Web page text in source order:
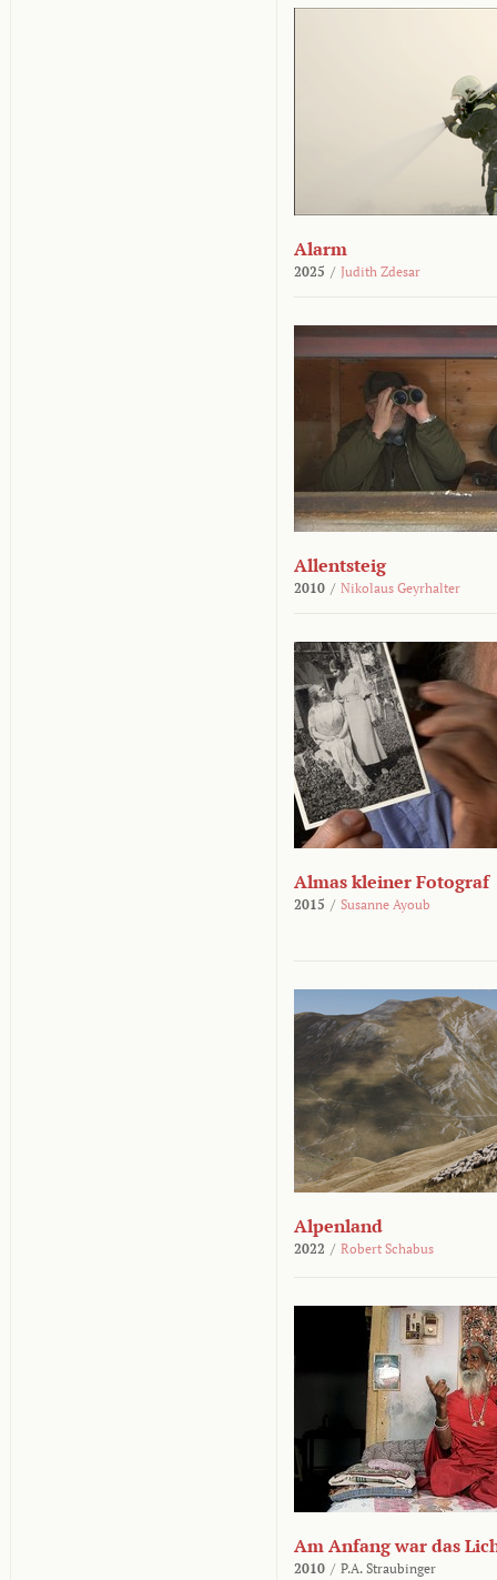
Alarm
2025 / Judith Zdesar
Allentsteig
2010 / Nikolaus Geyrhalter
Almas kleiner Fotograf
2015 / Susanne Ayoub
Alpenland
2022 / Robert Schabus
Am Anfang war das
2010 / P.A. Straubinger